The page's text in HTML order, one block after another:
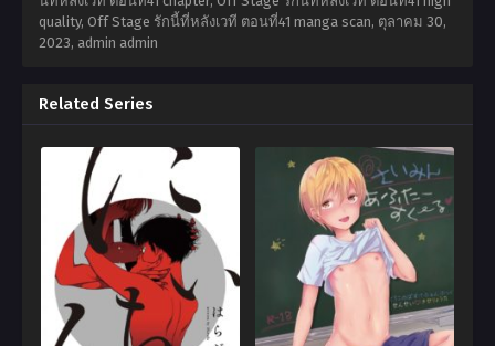
quality, Off Stage รักนี้ที่หลังเวที ตอนที่41 manga scan, ตุลาคม 30,
2023, admin admin
Related Series